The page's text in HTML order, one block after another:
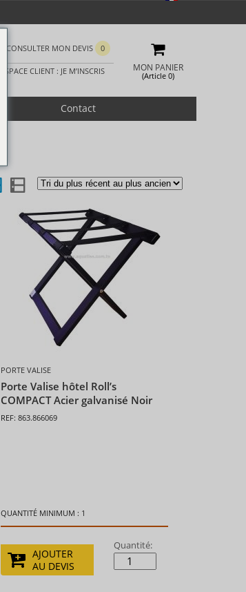
Contact
CONSULTER MON DEVIS 0
ESPACE CLIENT : JE M’INSCRIS MON PANIER
(Article 0)
PORTE VALISE
Porte Valise hôtel Roll’s
COMPACT Acier galvanisé Noir
REF: 863.866069
QUANTITÉ MINIMUM : 1
Quantité:
AJOUTER
AU DEVIS